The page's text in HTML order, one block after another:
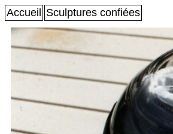
Accueil Sculptures confiées